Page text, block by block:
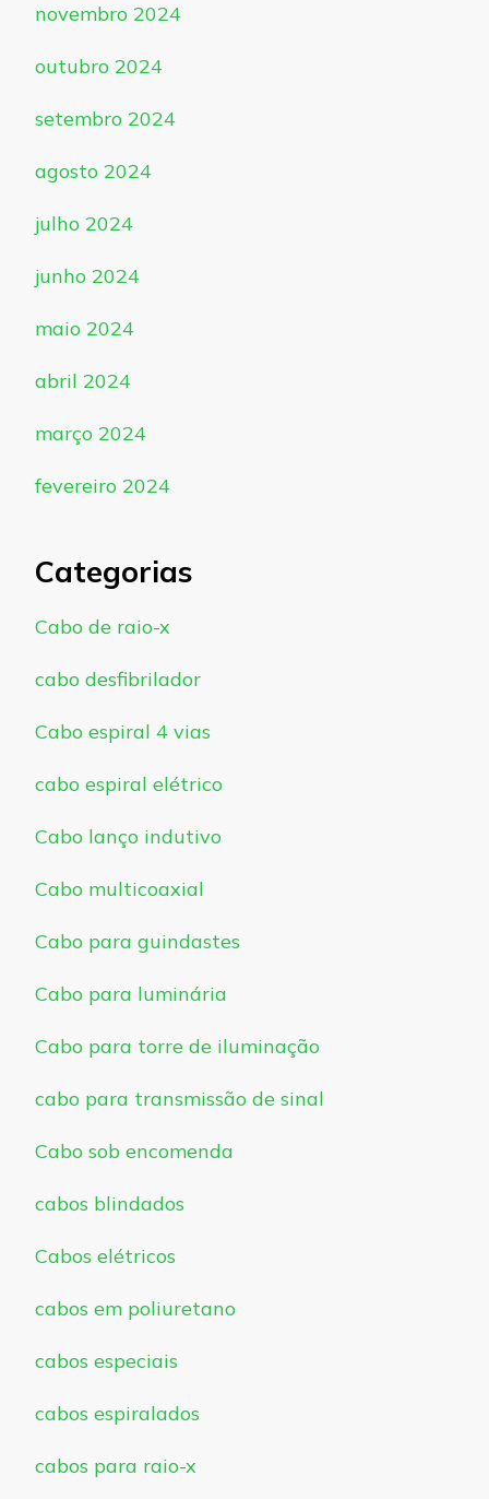
novembro 2024
outubro 2024
setembro 2024
agosto 2024
julho 2024
junho 2024
maio 2024
abril 2024
março 2024
fevereiro 2024
Categorias
Cabo de raio-x
cabo desfibrilador
Cabo espiral 4 vias
cabo espiral elétrico
Cabo lanço indutivo
Cabo multicoaxial
Cabo para guindastes
Cabo para luminária
Cabo para torre de iluminação
cabo para transmissão de sinal
Cabo sob encomenda
cabos blindados
Cabos elétricos
cabos em poliuretano
cabos especiais
cabos espiralados
cabos para raio-x